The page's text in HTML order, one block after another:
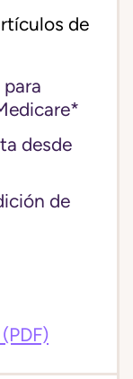
de
para
desde
de